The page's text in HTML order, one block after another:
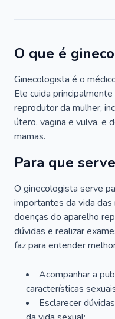
O que é
Ginecologista é o
Ele cuida
reprodutor da mulher,
útero, vagina e vulva, e
mamas.
Para que
O ginecologista serve
importantes da vida das
doenças do aparelho
dúvidas e realizar
faz para entender
Acompanhar a
características
Esclarecer